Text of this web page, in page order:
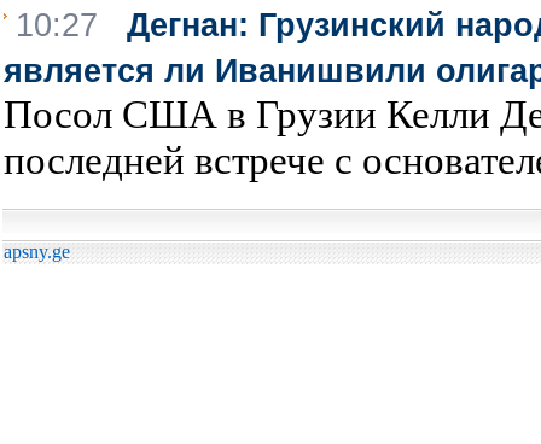
10:27 Дегнан: Грузинский
является ли Иванишвили
Посол США в Грузии Келли
последней встрече с
apsny.ge